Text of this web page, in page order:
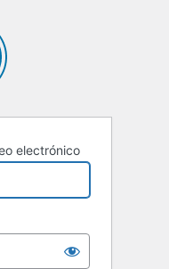
electrónico